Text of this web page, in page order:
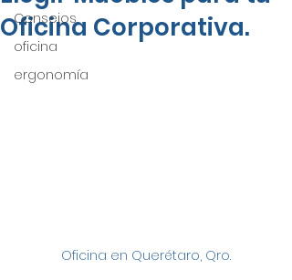
Consejos
oficina
ergonomía
Oficina Corporativa.
Oficina en Querétaro, Qro.